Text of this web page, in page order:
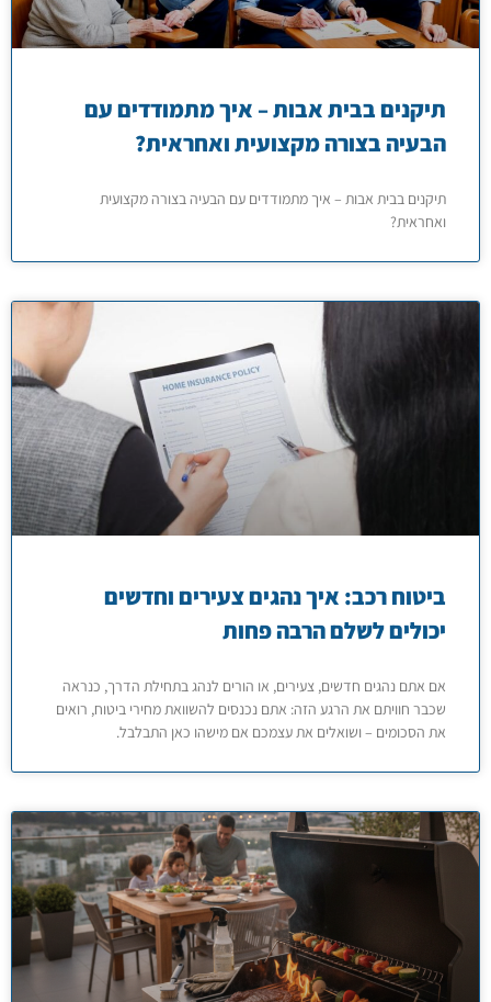
תיקנים בבית אבות – איך מתמודדים עם
הבעיה בצורה מקצועית ואחראית?
תיקנים בבית אבות – איך מתמודדים עם הבעיה בצורה מקצועית
ואחראית?
ביטוח רכב: איך נהגים צעירים וחדשים
יכולים לשלם הרבה פחות
אם אתם נהגים חדשים, צעירים, או הורים לנהג בתחילת הדרך, כנראה
שכבר חוויתם את הרגע הזה: אתם נכנסים להשוואת מחירי ביטוח, רואים
את הסכומים – ושואלים את עצמכם אם מישהו כאן התבלבל.